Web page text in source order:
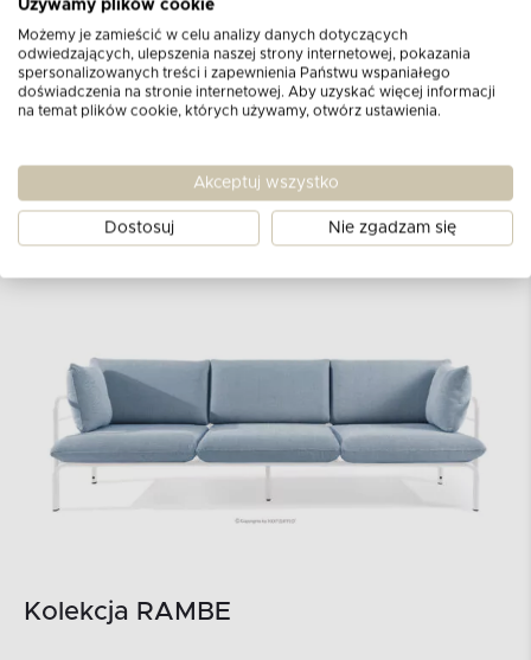
komfortem podczas codziennego wypoczynku.
Dodatkowo, łatwość pielęgnacji tego materiału
sprawia, że utrzymanie zestawu w czystości
jest proste i przyjemne.
Kolekcja RAMBE
Używamy plików cookie
Możemy je zamieścić w celu analizy danych dotyczących
odwiedzających, ulepszenia naszej strony internetowej, pokazania
spersonalizowanych treści i zapewnienia Państwu wspaniałego
doświadczenia na stronie internetowej. Aby uzyskać więcej informacji
na temat plików cookie, których używamy, otwórz ustawienia.
Akceptuj wszystko
Dostosuj Nie zgadzam się